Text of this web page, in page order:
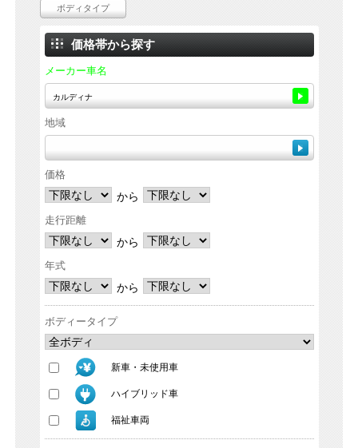
ボディタイプ
価格帯から探す
メーカー車名
地域
価格
から
走行距離
から
年式
から
ボディータイプ
新車・未使用車
ハイブリッド車
福祉車両